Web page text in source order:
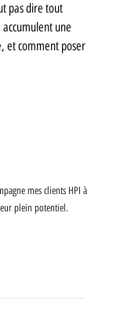
mes clients HPI à
plein potentiel.
pas dire tout
une
et comment poser